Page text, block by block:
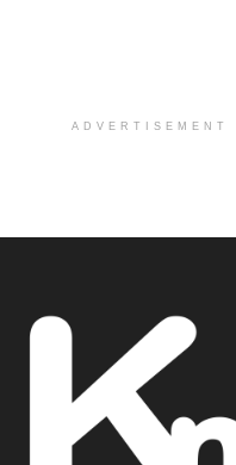
ADVERTISEMENT